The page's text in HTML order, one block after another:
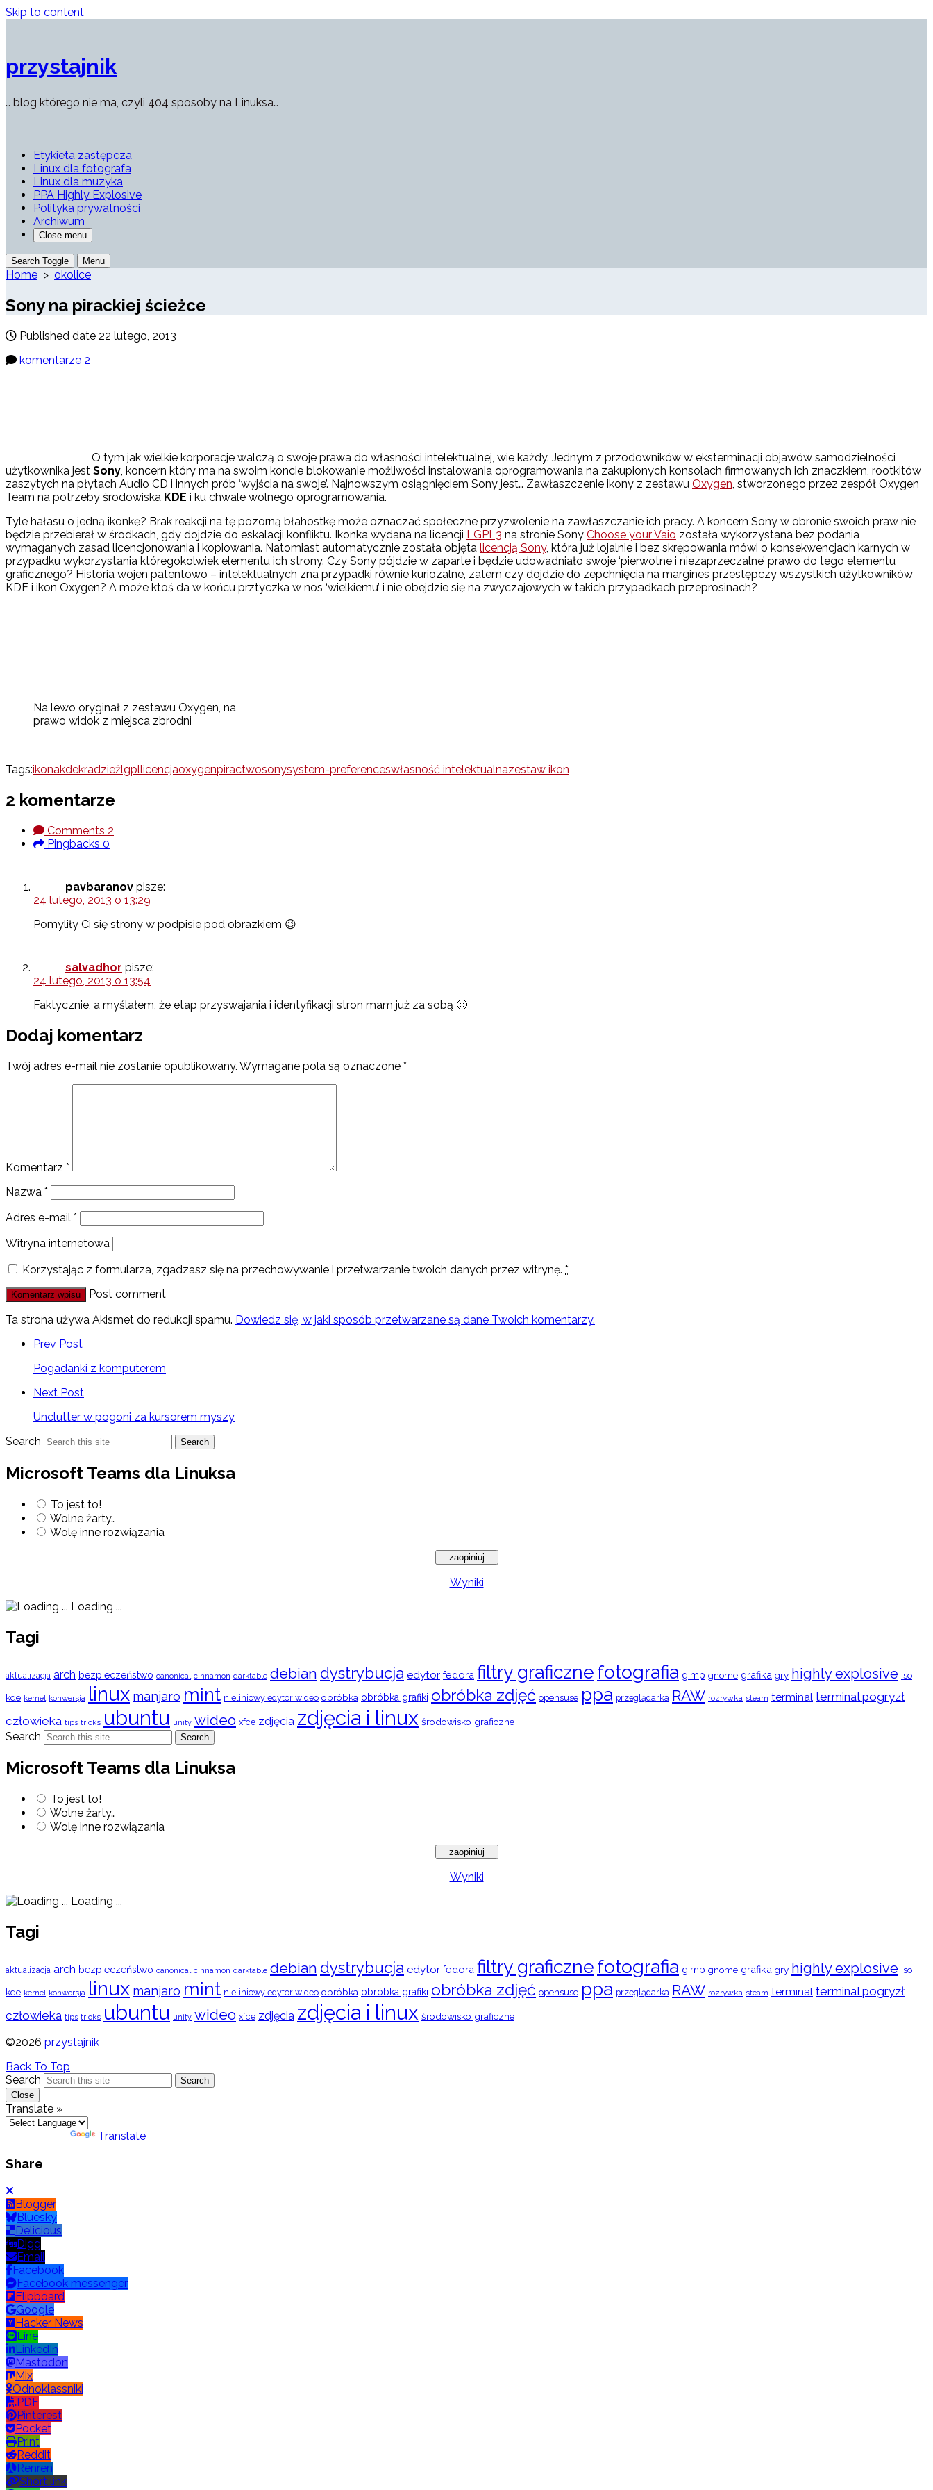
Skip to content
przystajnik
… blog którego nie ma, czyli 404 sposoby na Linuksa…
Etykieta zastępcza
Linux dla fotografa
Linux dla muzyka
PPA Highly Explosive
Polityka prywatności
Archiwum
Close menu
Search Toggle Menu
Home > okolice
Sony na pirackiej ścieżce
Published date 22 lutego, 2013
komentarze 2
O tym jak wielkie korporacje walczą o swoje prawa do własności intelektualnej, wie każdy. Jednym z przodowników w eksterminacji objawów samodzielności
użytkownika jest Sony, koncern który ma na swoim koncie blokowanie możliwości instalowania oprogramowania na zakupionych konsolach firmowanych ich znaczkiem, rootkitów
zaszytych na płytach Audio CD i innych prób ‘wyjścia na swoje’. Najnowszym osiągnięciem Sony jest… Zawłaszczenie ikony z zestawu Oxygen, stworzonego przez zespół Oxygen
Team na potrzeby środowiska KDE i ku chwale wolnego oprogramowania.
Tyle hałasu o jedną ikonkę? Brak reakcji na tę pozorną błahostkę może oznaczać społeczne przyzwolenie na zawłaszczanie ich pracy. A koncern Sony w obronie swoich praw nie
będzie przebierał w środkach, gdy dojdzie do eskalacji konfliktu. Ikonka wydana na licencji LGPL3 na stronie Sony Choose your Vaio została wykorzystana bez podania
wymaganych zasad licencjonowania i kopiowania. Natomiast automatycznie została objęta licencją Sony, która już lojalnie i bez skrępowania mówi o konsekwencjach karnych w
przypadku wykorzystania któregokolwiek elementu ich strony. Czy Sony pójdzie w zaparte i będzie udowadniało swoje ‘pierwotne i niezaprzeczalne’ prawo do tego elementu
graficznego? Historia wojen patentowo – intelektualnych zna przypadki równie kuriozalne, zatem czy dojdzie do zepchnięcia na margines przestępczy wszystkich użytkowników
KDE i ikon Oxygen? A może ktoś da w końcu prztyczka w nos ‘wielkiemu’ i nie obejdzie się na zwyczajowych w takich przypadkach przeprosinach?
Na lewo oryginał z zestawu Oxygen, na
prawo widok z miejsca zbrodni
Tags:ikonakdekradzieżlgpllicencjaoxygenpiractwosonysystem-preferenceswłasność intelektualnazestaw ikon
2 komentarze
Comments 2
Pingbacks 0
pavbaranov pisze:
24 lutego, 2013 o 13:29
Pomyliły Ci się strony w podpisie pod obrazkiem 😉
salvadhor pisze:
24 lutego, 2013 o 13:54
Faktycznie, a myślałem, że etap przyswajania i identyfikacji stron mam już za sobą 🙂
Dodaj komentarz
Twój adres e-mail nie zostanie opublikowany. Wymagane pola są oznaczone *
Komentarz *
Nazwa *
Adres e-mail *
Witryna internetowa
Korzystając z formularza, zgadzasz się na przechowywanie i przetwarzanie twoich danych przez witrynę. *
Post comment
Ta strona używa Akismet do redukcji spamu. Dowiedz się, w jaki sposób przetwarzane są dane Twoich komentarzy.
Prev Post
Pogadanki z komputerem
Next Post
Unclutter w pogoni za kursorem myszy
Search
Search
Microsoft Teams dla Linuksa
To jest to!
Wolne żarty…
Wolę inne rozwiązania
Wyniki
Loading ...
Tagi
aktualizacja arch bezpieczeństwo canonical cinnamon darktable debian dystrybucja edytor fedora filtry graficznefotografia gimp gnome grafika gry highly explosive iso
kde kernel konwersja linux manjaro mint nieliniowy edytor wideo obróbka obróbka grafiki obróbka zdjęć opensuse ppa przeglądarka RAW rozrywka steam terminal terminal pogryzł
człowieka tips tricks ubuntu unity wideo xfce zdjęcia zdjęcia i linux środowisko graficzne
Search Search
Microsoft Teams dla Linuksa
To jest to!
Wolne żarty…
Wolę inne rozwiązania
Wyniki
Loading ...
Tagi
aktualizacja arch bezpieczeństwo canonical cinnamon darktable debian dystrybucja edytor fedora filtry graficznefotografia gimp gnome grafika gry highly explosive iso
kde kernel konwersja linux manjaro mint nieliniowy edytor wideo obróbka obróbka grafiki obróbka zdjęć opensuse ppa przeglądarka RAW rozrywka steam terminal terminal pogryzł
człowieka tips tricks ubuntu unity wideo xfce zdjęcia zdjęcia i linux środowisko graficzne
©2026 przystajnik
Back To Top
Search
Search
Close
Translate »
Translate
Share
Blogger
Bluesky
Delicious
Digg
Email
Facebook
Facebook messenger
Flipboard
Google
Hacker News
Line
LinkedIn
Mastodon
Mix
Odnoklassniki
PDF
Pinterest
Pocket
Print
Reddit
Renren
Short link